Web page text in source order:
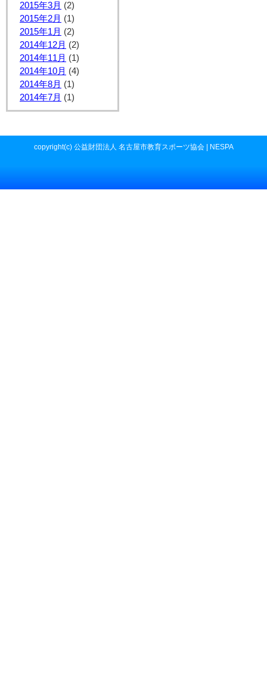
2015年3月 (2)
2015年2月 (1)
2015年1月 (2)
2014年12月 (2)
2014年11月 (1)
2014年10月 (4)
2014年8月 (1)
2014年7月 (1)
copyright(c) 公益財団法人 名古屋市教育スポーツ協会 | NESPA